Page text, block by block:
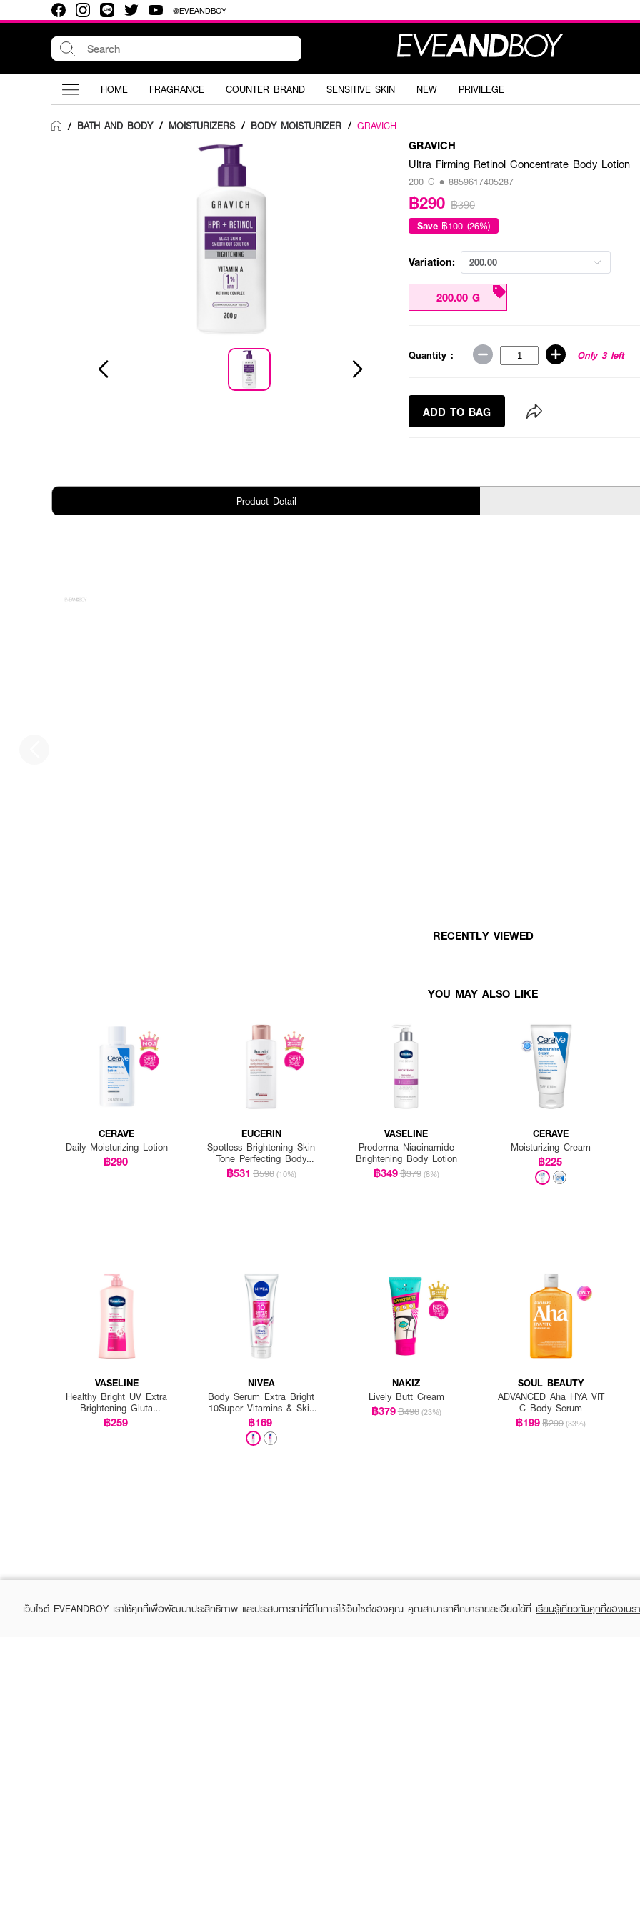
@EVEANDBOY
HOME FRAGRANCE COUNTER BRAND SENSITIVE SKIN NEW PRIVILEGE
/ BATH AND BODY / MOISTURIZERS / BODY MOISTURIZER / GRAVICH
GRAVICH
Ultra Firming Retinol Concentrate Body Lotion
200 G • 8859617405287
฿290 ฿390
Save ฿100 (26%)
Variation: 200.00
200.00 G
Quantity : Only 3 left
ADD TO BAG
Product Detail
RECENTLY VIEWED
YOU MAY ALSO LIKE
CERAVE
Daily Moisturizing Lotion
฿290
EUCERIN
Spotless Brightening Skin
Tone Perfecting Body
Lotion
฿531 ฿590 (10%)
VASELINE
Proderma Niacinamide
Brightening Body Lotion
฿349฿379 (8%)
CERAVE
Moisturizing Cream
฿225
VASELINE
Healthy Bright UV Extra
Brightening Gluta
Ceramide Lotion
฿259
NIVEA
Body Serum Extra Bright
10Super Vitamins & Skin
Foods Glow Perfection
฿169
NAKIZ
Lively Butt Cream
฿379฿490 (23%)
SOUL BEAUTY
ADVANCED Aha HYA VIT
C Body Serum
฿199฿299 (33%)
เว็บไซต์ EVEANDBOY เราใช้คุกกี้เพื่อพัฒนาประสิทธิภาพ และประสบการณ์ที่ดีในการใช้เว็บไซต์ของคุณ คุณสามารถศึกษารายละเอียดได้ที่ เรียนรู้เกี่ยวกับคุกกี้ของเบร